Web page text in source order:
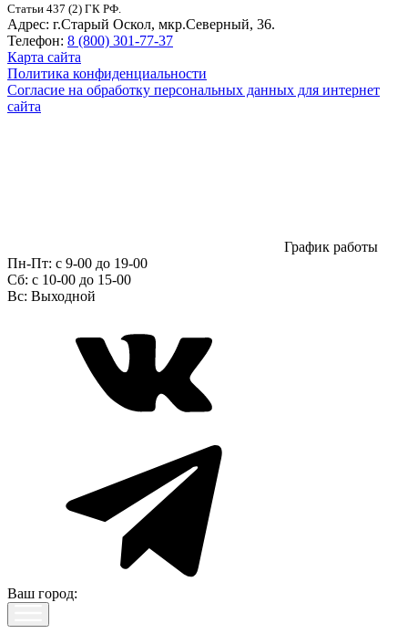
Статьи 437 (2) ГК РФ.
Адрес: г.Старый Оскол, мкр.Северный, 36.
Телефон: 8 (800) 301-77-37
Карта сайта
Политика конфиденциальности
Согласие на обработку персональных данных для интернет
сайта
График работы
Пн-Пт: с 9-00 до 19-00
Сб: c 10-00 до 15-00
Вс: Выходной
Ваш город: